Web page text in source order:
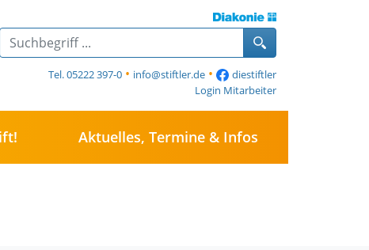
Tel. 05222 397-0 • info@stiftler.de •
diestiftler
Login Mitarbeiter
Aktuelles, Termine & Infos